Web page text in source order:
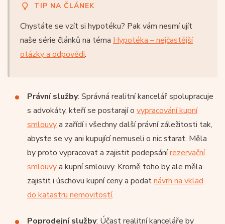
TIP NA ČLÁNEK
Chystáte se vzít si hypotéku? Pak vám nesmí ujít
naše série článků na téma Hypotéka – nejčastější
otázky a odpovědi.
Právní služby: Správná realitní kancelář spolupracuje
s advokáty, kteří se postarají o vypracování kupní
smlouvya zařídí i všechny další právní záležitosti tak,
abyste se vy ani kupující nemuseli o nic starat. Měla
by proto vypracovat a zajistit podepsánírezervační
smlouvya kupní smlouvy. Kromě toho by ale měla
zajistit i úschovu kupní ceny a podatnávrh na vklad
do katastru nemovitostí.
Poprodejní služby: Účast realitní kanceláře by